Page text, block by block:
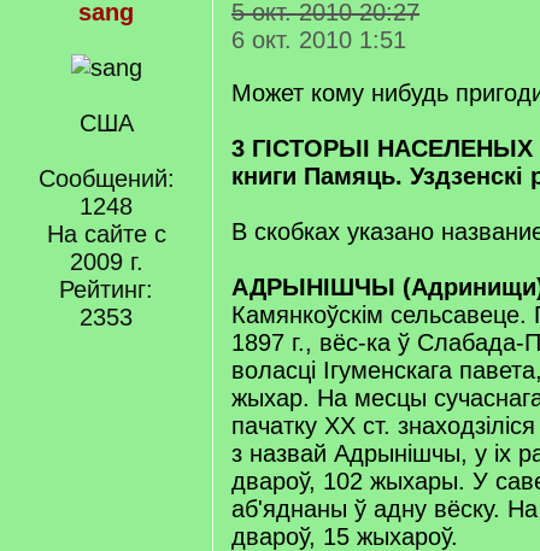
sang
США
Сообщений:
1248
На сайте с
2009 г.
Рейтинг:
2353
5 окт. 2010 20:27
6 окт. 2010 1:51
Может кому нибудь
3 ГІСТОРЫІ НАСЕЛЕНЫХ
книги Памяць. Уздзенскі
В скобках указано
АДРЫНІШЧЫ
Камянкоўскім сельсавеце.
1897 г., вёс-ка ў Слабада-
воласці Ігуменскага
жыхар. На месцы
пачатку XX ст.
з назвай Адрынішчы, у іх
двароў, 102 жыхары. У
аб'яднаны ў адну вёску.
двароў, 15 жыхароў.